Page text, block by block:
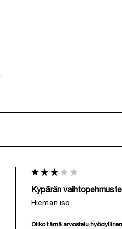
Kypärän
Hieman iso
Oliko tämä arvostelu